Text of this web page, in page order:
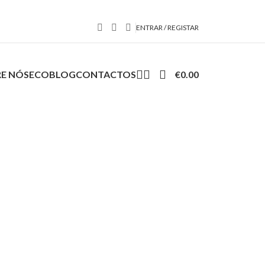
ENTRAR / REGISTAR
NÓSECOBLOGCONTACTOS €0.00